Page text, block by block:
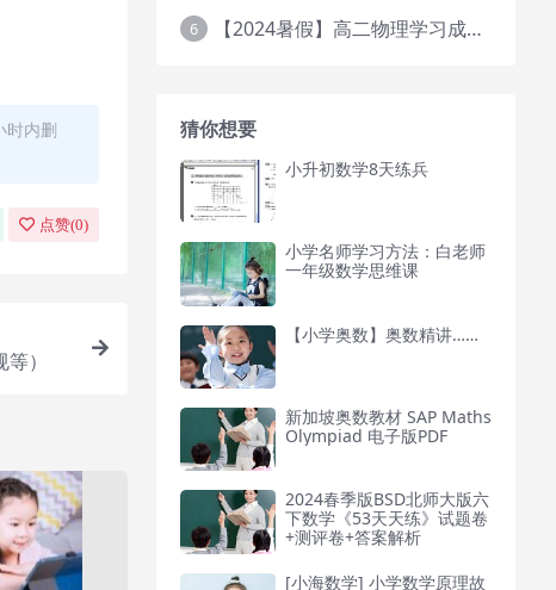
时内删
点赞(0)
）
6 【2024暑假】高二物理学习成长与规划系统1期
猜你想要
小升初数学8天练兵
小学名师学习方法：白老师
一年级数学思维课
【小学奥数】奥数精讲……
新加坡奥数教材 SAP Maths
Olympiad 电子版PDF
2024春季版BSD北师大版六
下数学《53天天练》试题卷
+测评卷+答案解析
[小海数学] 小学数学原理故